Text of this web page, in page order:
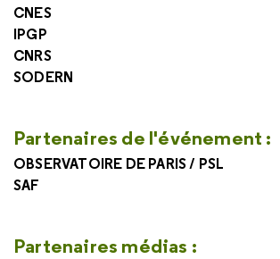
CNES
IPGP
CNRS
SODERN
Partenaires de l'événement :
OBSERVATOIRE DE PARIS / PSL
SAF
Partenaires médias :